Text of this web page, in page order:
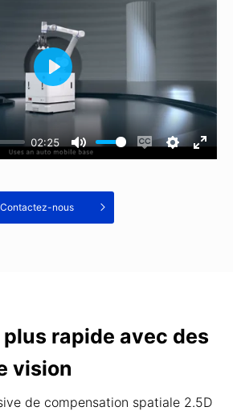
02:25
Contactez-nous
rapide avec des
vision
de compensation spatiale 2.5D